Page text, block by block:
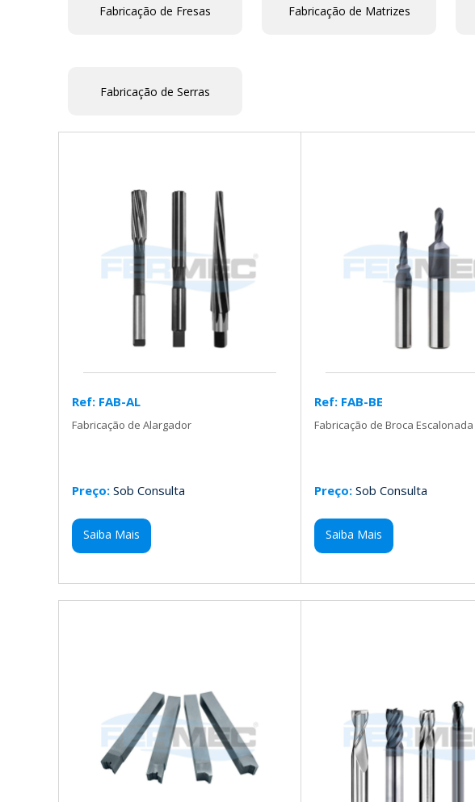
Fabricação de Fresas Fabricação de Matrizes
Fabricação de Serras
Ref: FAB-AL
Fabricação de Alargador
Preço: Sob Consulta
Saiba Mais
Ref: FAB-BE
Fabricação de Broca Escalonada
Preço: Sob Consulta
Saiba Mais